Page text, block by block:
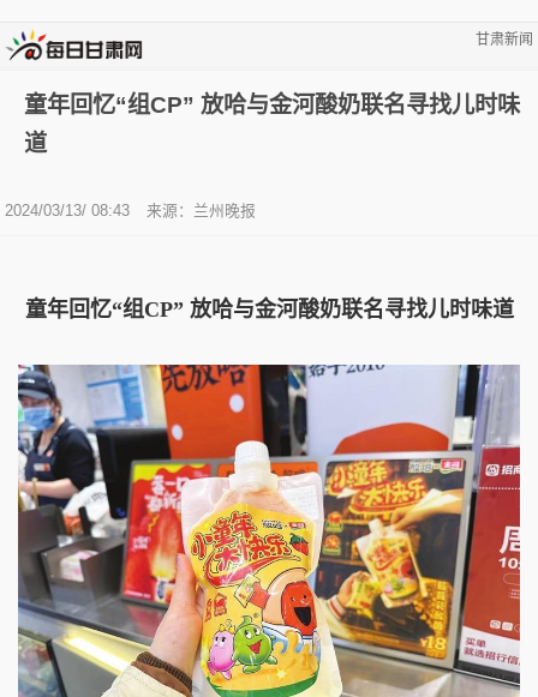
甘肃新闻
童年回忆“组CP” 放哈与金河酸奶联名寻找儿时味
道
2024/03/13/ 08:43 来源：兰州晚报
童年回忆“组CP” 放哈与金河酸奶联名寻找儿时味道